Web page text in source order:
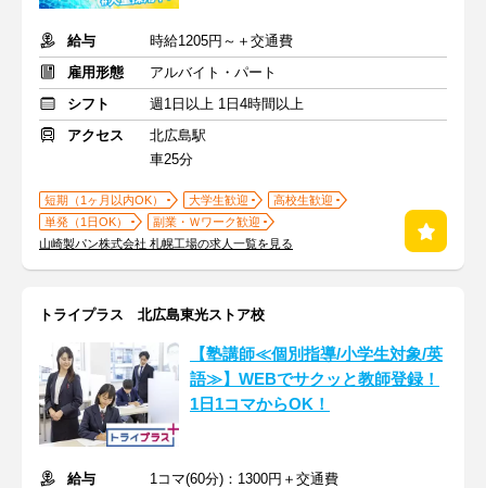
給与
時給1205円～＋交通費
雇用形態
アルバイト・パート
シフト
週1日以上 1日4時間以上
アクセス
北広島駅
車25分
短期（1ヶ月以内OK） 大学生歓迎
高校生歓迎
単発（1日OK）
副業・Ｗワーク歓迎
山崎製パン株式会社 札幌工場の求人一覧を見る
トライプラス 北広島東光ストア校
【塾講師≪個別指導/小学生対象/英
語≫】WEBでサクッと教師登録！
1日1コマからOK！
給与
1コマ(60分)：1300円＋交通費